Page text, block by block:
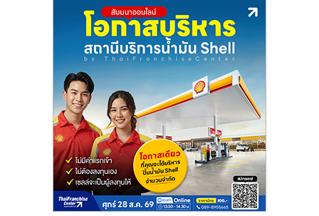
ไชส์
ขาย
แฟ